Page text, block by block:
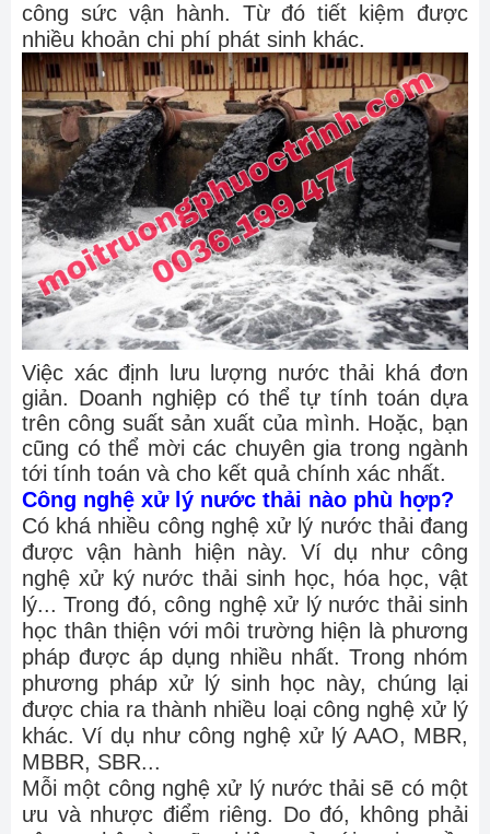
công sức vận hành. Từ đó tiết kiệm được
nhiều khoản chi phí phát sinh khác.
Việc xác định lưu lượng nước thải khá đơn
giản. Doanh nghiệp có thể tự tính toán dựa
trên công suất sản xuất của mình. Hoặc, bạn
cũng có thể mời các chuyên gia trong ngành
tới tính toán và cho kết quả chính xác nhất.
Công nghệ xử lý nước thải nào phù hợp?
Có khá nhiều công nghệ xử lý nước thải đang
được vận hành hiện này. Ví dụ như công
nghệ xử ký nước thải sinh học, hóa học, vật
lý... Trong đó, công nghệ xử lý nước thải sinh
học thân thiện với môi trường hiện là phương
pháp được áp dụng nhiều nhất. Trong nhóm
phương pháp xử lý sinh học này, chúng lại
được chia ra thành nhiều loại công nghệ xử lý
khác. Ví dụ như công nghệ xử lý AAO, MBR,
MBBR, SBR...
Mỗi một công nghệ xử lý nước thải sẽ có một
ưu và nhược điểm riêng. Do đó, không phải